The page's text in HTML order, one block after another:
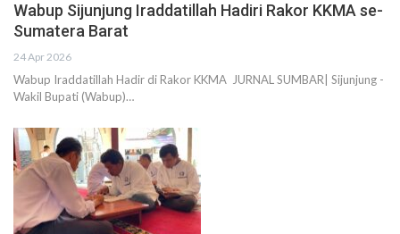
Wabup Sijunjung Iraddatillah Hadiri Rakor KKMA se-
Sumatera Barat
24 Apr 2026
Wabup Iraddatillah Hadir di Rakor KKMA JURNAL SUMBAR| Sijunjung -
Wakil Bupati (Wabup)…